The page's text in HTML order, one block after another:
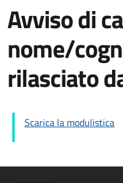
Avviso di
nome/
rilasciato
Scarica la modulistica